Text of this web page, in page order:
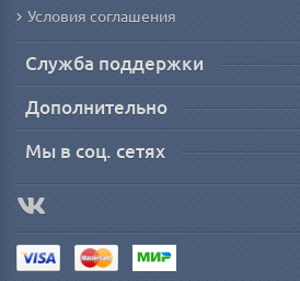
Условия соглашения
Служба поддержки
Дополнительно
Мы в соц. сетях